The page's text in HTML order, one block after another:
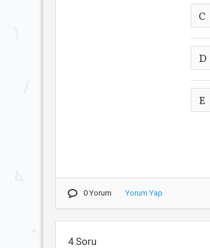
C
D
E
0 Yorum Yorum Yap
4.Soru